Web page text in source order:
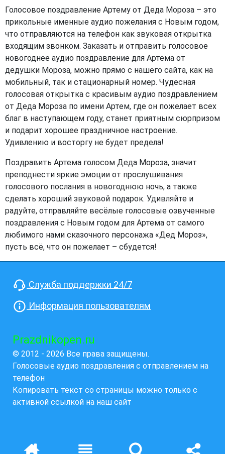
Голосовое поздравление Артему от Деда Мороза – это
прикольные именные аудио пожелания с Новым годом,
что отправляются на телефон как звуковая открытка
входящим звонком. Заказать и отправить голосовое
новогоднее аудио поздравление для Артема от
дедушки Мороза, можно прямо с нашего сайта, как на
мобильный, так и стационарный номер. Чудесная
голосовая открытка с красивым аудио поздравлением
от Деда Мороза по имени Артем, где он пожелает всех
благ в наступающем году, станет приятным сюрпризом
и подарит хорошее праздничное настроение.
Удивлению и восторгу не будет предела!
Поздравить Артема голосом Деда Мороза, значит
преподнести яркие эмоции от прослушивания
голосового послания в новогоднюю ночь, а также
сделать хороший звуковой подарок. Удивляйте и
радуйте, отправляйте весёлые голосовые озвученные
поздравления с Новым годом для Артема от самого
любимого нами сказочного персонажа «Дед Мороз»,
пусть всё, что он пожелает – сбудется!
Служба поддержки 24/7
Информация пользователям
Prazdnikopen.ru
© 2012 - 2026 Все права защищены.
Голосовые аудио поздравления с отправлением на
телефон
Копировать текст со страницы можно только с
активной ссылкой на наш сайт